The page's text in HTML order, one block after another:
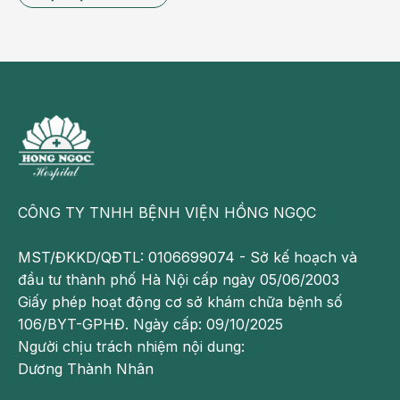
Người bệnh hồi phục sức khỏe tốt sau 03 ngày
Các bác sĩ khuyến cáo, đau lưng hoặc đau ngực kéo
xương khớp. Khi triệu chứng dai dẳng, tái phát nhiều
lần hoặc không đáp ứng điều trị thông thường, người
bệnh nên đến cơ sở y tế chuyên khoa để được thăm
khám và chẩn đoán chính xác. Việc phát hiện sớm
những khối u nằm sâu trong lồng ngực sẽ giúp điều
trị thuận lợi hơn, hạn chế nguy cơ biến chứng và bảo
CÔNG TY TNHH BỆNH VIỆN HỒNG NGỌC
MST/ĐKKD/QĐTL: 0106699074 - Sở kế hoạch và
đầu tư thành phố Hà Nội cấp ngày 05/06/2003
Giấy phép hoạt động cơ sở khám chữa bệnh số
106/BYT-GPHĐ. Ngày cấp: 09/10/2025
Người chịu trách nhiệm nội dung:
Dương Thành Nhân